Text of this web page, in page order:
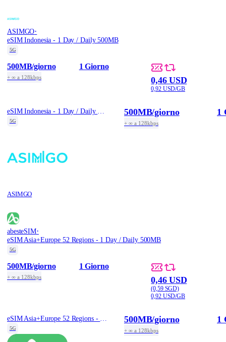
ASIMGO·
eSIM Indonesia - 1 Day / Daily 500MB
5G
500MB/giorno
+ ∞ a 128kbps
1 Giorno
0,46 USD
0,92 USD/GB
5G
ASIMGO
500MB/giorno
+ ∞ a 128kbps
1
abesteSIM·
eSIM Asia+Europe 52 Regions - 1 Day / Daily 500MB
5G
500MB/giorno
+ ∞ a 128kbps
1 Giorno
0,46 USD
(0,59 SGD)
0,92 USD/GB
5G
500MB/giorno
+ ∞ a 128kbps
1